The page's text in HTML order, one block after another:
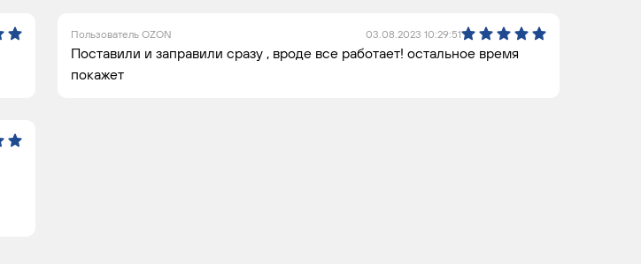
Пользователь OZON 03.08.2023 10:29:51
Поставили и заправили сразу , вроде все работает! остальное время
покажет